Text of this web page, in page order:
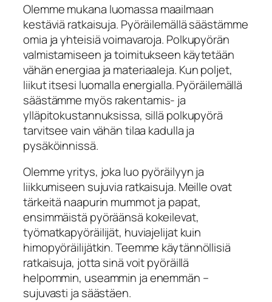
Olemme mukana luomassa maailmaan
kestäviä ratkaisuja. Pyöräilemällä säästämme
omia ja yhteisiä voimavaroja. Polkupyörän
valmistamiseen ja toimitukseen käytetään
vähän energiaa ja materiaaleja. Kun poljet,
liikut itsesi luomalla energialla. Pyöräilemällä
säästämme myös rakentamis- ja
ylläpitokustannuksissa, sillä polkupyörä
tarvitsee vain vähän tilaa kadulla ja
pysäköinnissä.
Olemme yritys, joka luo pyöräilyyn ja
liikkumiseen sujuvia ratkaisuja. Meille ovat
tärkeitä naapurin mummot ja papat,
ensimmäistä pyöräänsä kokeilevat,
työmatkapyöräilijät, huviajelijat kuin
himopyöräilijätkin. Teemme käytännöllisiä
ratkaisuja, jotta sinä voit pyöräillä
helpommin, useammin ja enemmän –
sujuvasti ja säästäen.